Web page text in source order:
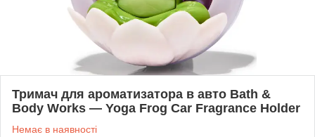
Тримач для ароматизатора в авто Bath &
Body Works — Yoga Frog Car Fragrance Holder
Немає в наявності